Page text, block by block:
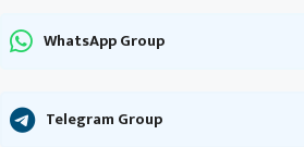
WhatsApp Group
Telegram Group